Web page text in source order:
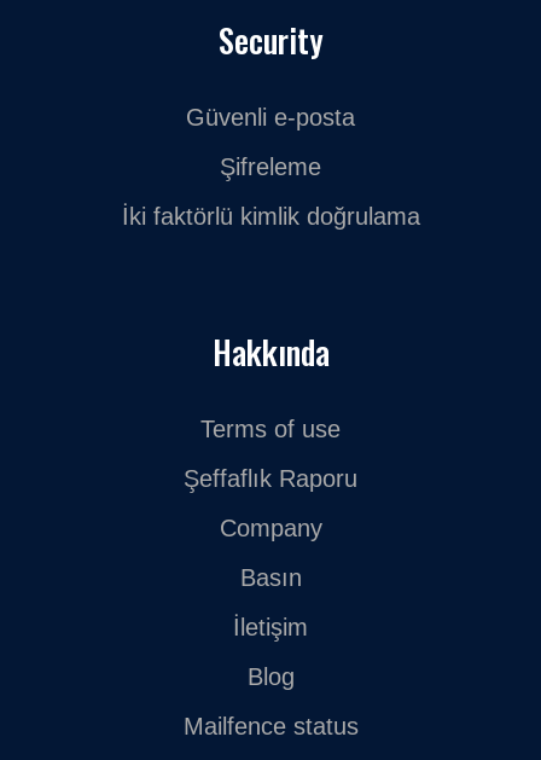
Security
Güvenli e-posta
Şifreleme
İki faktörlü kimlik doğrulama
Hakkında
Terms of use
Şeffaflık Raporu
Company
Basın
İletişim
Blog
Mailfence status